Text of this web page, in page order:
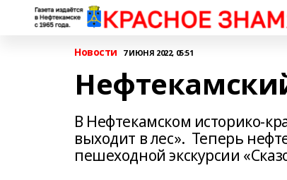
Новости 7 ИЮНЯ 2022, 05:51
В Нефтекамском историко-
выходит в лес». Теперь
пешеходной экскурсии